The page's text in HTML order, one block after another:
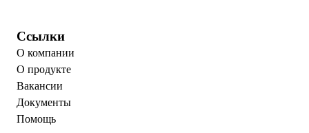
Ссылки
О компании
О продукте
Вакансии
Документы
Помощь